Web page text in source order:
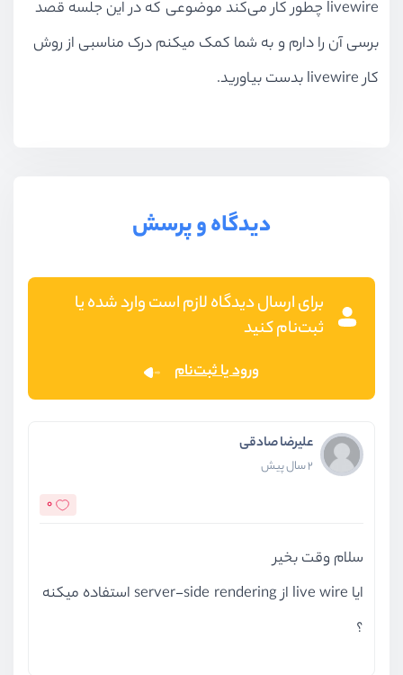
livewire چطور کار می‌کند موضوعی که در این جلسه قصد
برسی آن را دارم و به شما کمک میکنم درک مناسبی از روش
کار livewire بدست بیاورید.
دیدگاه و پرسش
برای ارسال دیدگاه لازم است وارد شده یا
ثبت‌نام کنید
ورود یا ثبت‌نام
علیرضا صادقی
2 سال پیش
0
سلام وقت بخیر
ایا live wire از server-side rendering استفاده میکنه
؟